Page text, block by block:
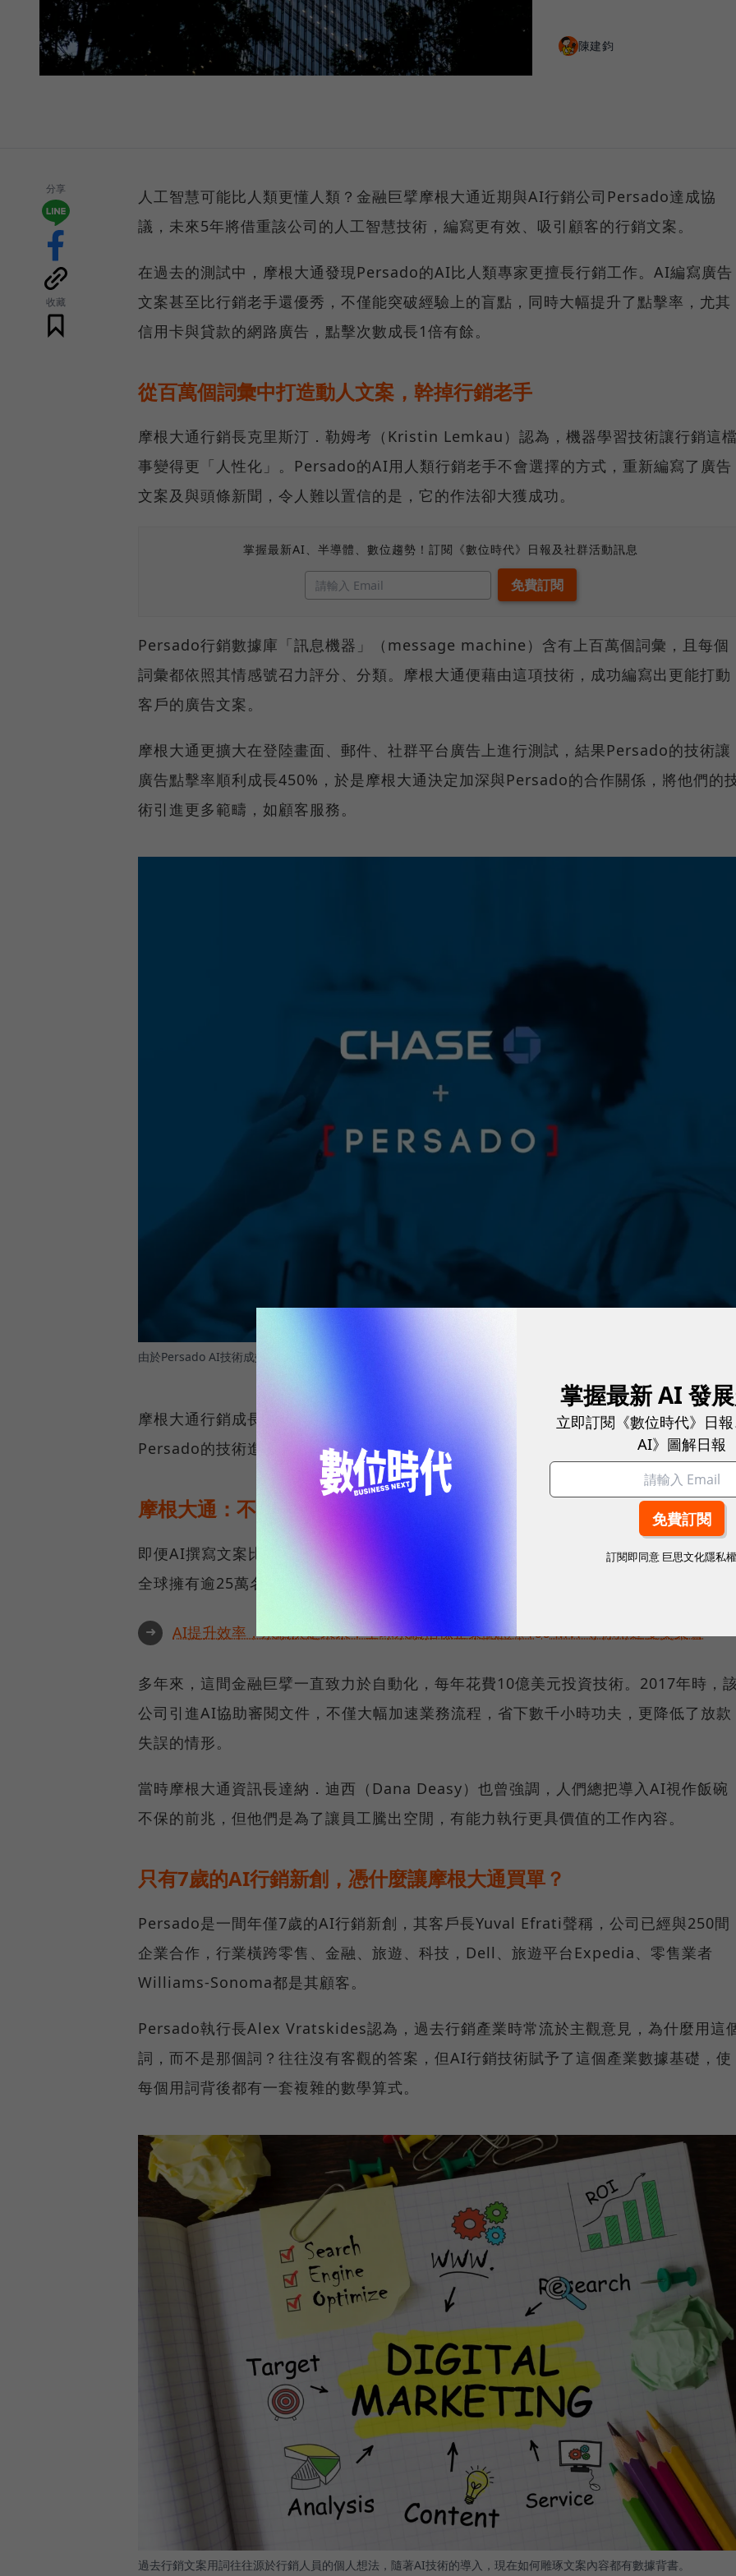
陳建鈞
分享
收藏
人工智慧可能比人類更懂人類？金融巨擘摩根大通近期與AI行銷公司Persado達成協
議，未來5年將借重該公司的人工智慧技術，編寫更有效、吸引顧客的行銷文案。
在過去的測試中，摩根大通發現Persado的AI比人類專家更擅長行銷工作。AI編寫廣告
文案甚至比行銷老手還優秀，不僅能突破經驗上的盲點，同時大幅提升了點擊率，尤其
信用卡與貸款的網路廣告，點擊次數成長1倍有餘。
從百萬個詞彙中打造動人文案，幹掉行銷老手
摩根大通行銷長克里斯汀．勒姆考（Kristin Lemkau）認為，機器學習技術讓行銷這
事變得更「人性化」。Persado的AI用人類行銷老手不會選擇的方式，重新編寫了廣告
文案及與頭條新聞，令人難以置信的是，它的作法卻大獲成功。
掌握最新AI、半導體、數位趨勢！訂閱《數位時代》日報及社群活動訊息
Persado行銷數據庫「訊息機器」（message machine）含有上百萬個詞彙，且每個
詞彙都依照其情感號召力評分、分類。摩根大通便藉由這項技術，成功編寫出更能打動
客戶的廣告文案。
摩根大通更擴大在登陸畫面、郵件、社群平台廣告上進行測試，結果Persado的技術讓
廣告點擊率順利成長450%，於是摩根大通決定加深與Persado的合作關係，將他們的
術引進更多範疇，如顧客服務。
由於Persado AI技術成效驚人，摩根將攜手這家AI公司，進行更深入的合作。
摩根大通行銷成長與創新主管Abeer Bathia表示，他們從各種管道、產品、服務對
Persado的技術進行測試，得到的結果讓他們印象非常深刻。
摩根大通：不會炒掉人，會讓員工執行更有價值工作
即便AI撰寫文案比行銷專家更精準、吸睛，也不代表人類將就此丟了飯碗。摩根大通在
全球擁有逾25萬名員工，他們表示，公司並不會因導入AI技術，而縮減員工人數。
➜ AI提升效率，永續決定未來！全球永續指標企業認證☀️100 MVP等你角逐雙獎榮譽
多年來，這間金融巨擘一直致力於自動化，每年花費10億美元投資技術。2017年時，
公司引進AI協助審閱文件，不僅大幅加速業務流程，省下數千小時功夫，更降低了放款
失誤的情形。
當時摩根大通資訊長達納．迪西（Dana Deasy）也曾強調，人們總把導入AI視作飯碗
不保的前兆，但他們是為了讓員工騰出空閒，有能力執行更具價值的工作內容。
只有7歲的AI行銷新創，憑什麼讓摩根大通買單？
Persado是一間年僅7歲的AI行銷新創，其客戶長Yuval Efrati聲稱，公司已經與250間
企業合作，行業橫跨零售、金融、旅遊、科技，Dell、旅遊平台Expedia、零售業者
Williams-Sonoma都是其顧客。
Persado執行長Alex Vratskides認為，過去行銷產業時常流於主觀意見，為什麼用這
詞，而不是那個詞？往往沒有客觀的答案，但AI行銷技術賦予了這個產業數據基礎，使
每個用詞背後都有一套複雜的數學算式。
過去行銷文案用詞往往源於行銷人員的個人想法，隨著AI技術的導入，現在如何雕琢文案內容都有數據背書。
掌握最新 AI 發
立即訂閱《數位時代》日
AI》圖解日報
訂閱即同意 巨思文化隱私